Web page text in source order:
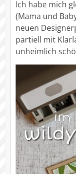
Ich habe mich
(Mama und
neuen
partiell mit
unheimlich